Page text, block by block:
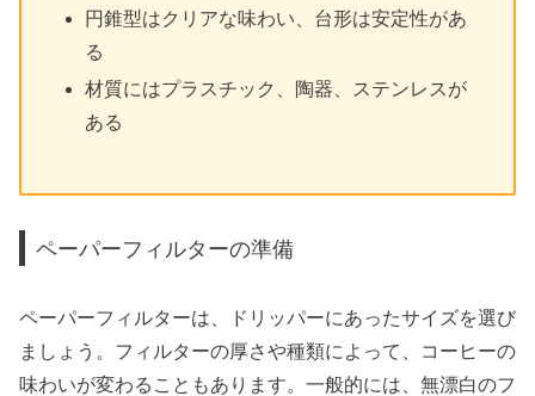
円錐型はクリアな味わい、台形は安定性があ
る
材質にはプラスチック、陶器、ステンレスが
ある
ペーパーフィルターの準備
ペーパーフィルターは、ドリッパーにあったサイズを選び
ましょう。フィルターの厚さや種類によって、コーヒーの
味わいが変わることもあります。一般的には、無漂白のフ